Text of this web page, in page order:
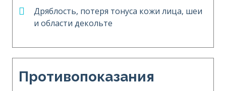
Дряблость, потеря тонуса кожи лица, шеи
и области декольте
Противопоказания